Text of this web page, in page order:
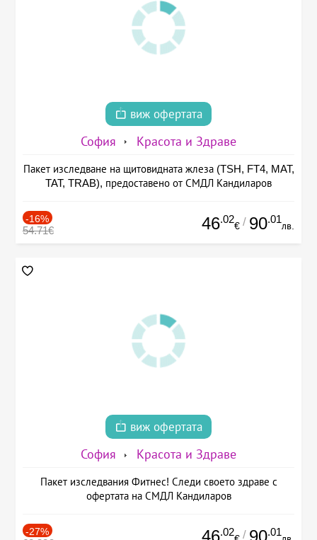
виж офертата
София Красота и Здраве
Пакет изследване на щитовидната жлеза (TSH, FT4, MAT,
TAT, TRAB), предоставено от СМДЛ Кандиларов
-16%
54.71€ 46.02
€ / 90.01
лв.
виж офертата
София Красота и Здраве
Пакет изследвания Фитнес! Следи своето здраве с
офертата на СМДЛ Кандиларов
-27% .02 / .01